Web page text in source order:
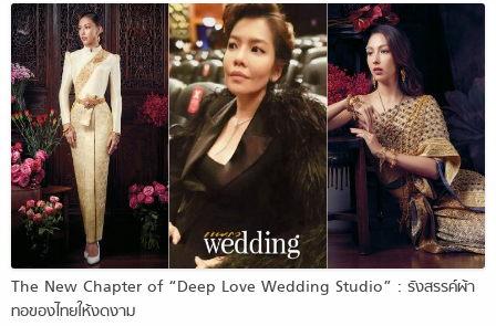
The New Chapter of “Deep Love Wedding Studio” : รังสรรค์ผ้า
ทอของไทยให้งดงาม